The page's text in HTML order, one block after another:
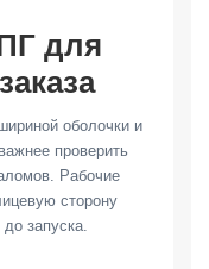
для
оболочки и
проверить
Рабочие
сторону
запуска.